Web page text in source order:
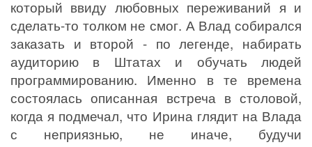
который ввиду любовных переживаний я и
сделать-то толком не смог. А Влад собирался
заказать и второй - по легенде, набирать
аудиторию в Штатах и обучать людей
программированию. Именно в те времена
состоялась описанная встреча в столовой,
когда я подмечал, что Ирина глядит на Влада
с неприязнью, не иначе, будучи